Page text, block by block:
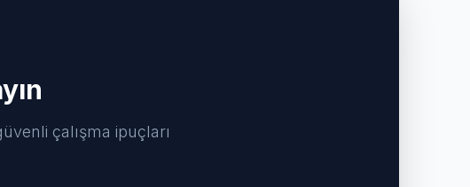
çalışma ipuçları